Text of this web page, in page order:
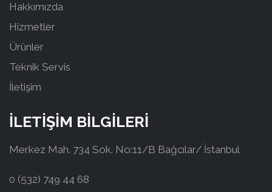
Hakkımızda
Hizmetler
Ürünler
Teknik Servis
İletişim
İLETİŞİM BİLGİLERİ
Merkez Mah. 734 Sok. No:11/B Bağcılar/ İstanbul
0 (532) 749 44 68